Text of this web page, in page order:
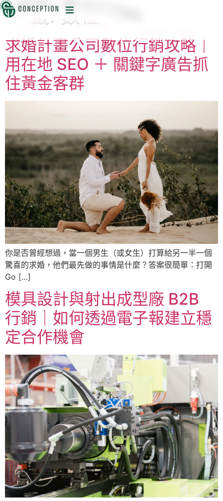
標籤: 數位行銷
求婚計畫公司數位行銷攻略｜
用在地 SEO ＋ 關鍵字廣告抓
住黃金客群
你是否曾經想過，當一個男生（或女生）打算給另一半一個
驚喜的求婚，他們最先做的事情是什麼？答案很簡單：打開
Go […]
模具設計與射出成型廠 B2B
行銷｜如何透過電子報建立穩
定合作機會